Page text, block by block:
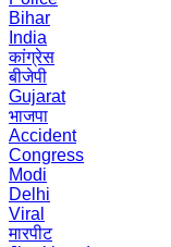
Bihar
India
कांग्रेस
बीजेपी
Gujarat
भाजपा
Accident
Congress
Modi
Delhi
Viral
मारपीट